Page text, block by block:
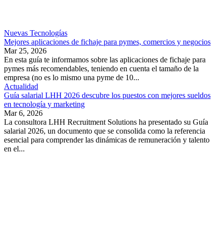
Nuevas Tecnologías
Mejores aplicaciones de fichaje para pymes, comercios y negocios
Mar 25, 2026
En esta guía te informamos sobre las aplicaciones de fichaje para
pymes más recomendables, teniendo en cuenta el tamaño de la
empresa (no es lo mismo una pyme de 10...
Actualidad
Guía salarial LHH 2026 descubre los puestos con mejores sueldos
en tecnología y marketing
Mar 6, 2026
La consultora LHH Recruitment Solutions ha presentado su Guía
salarial 2026, un documento que se consolida como la referencia
esencial para comprender las dinámicas de remuneración y talento
en el...